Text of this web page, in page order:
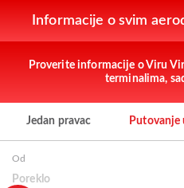
Informacije o svim
Proverite informacije o Viru
terminalima,
Jedan pravac Putovanje
Od
Poreklo